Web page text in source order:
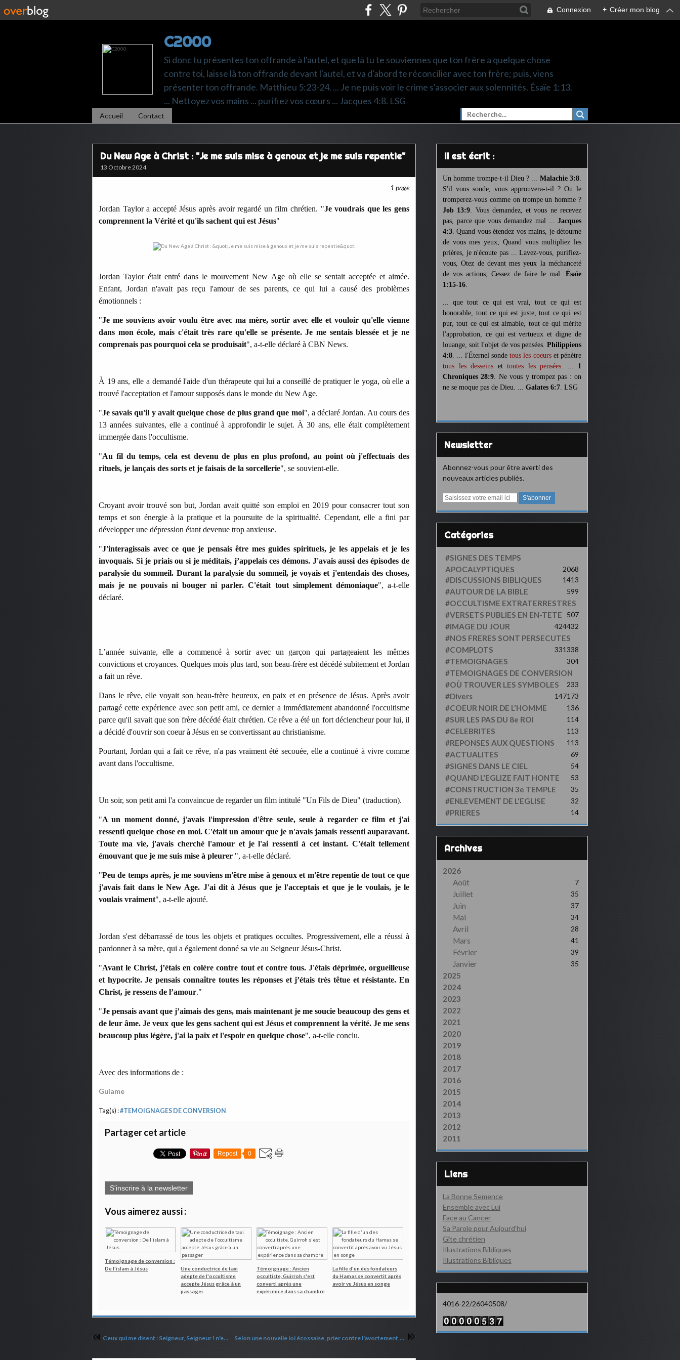
Connexion + Créer mon blog
C2000
Si donc tu présentes ton offrande à l'autel, et que là tu te souviennes que ton frère a quelque chose
contre toi, laisse là ton offrande devant l'autel, et va d'abord te réconcilier avec ton frère; puis, viens
présenter ton offrande. Matthieu 5:23-24. ... Je ne puis voir le crime s'associer aux solennités. Ésaïe 1:13.
... Nettoyez vos mains ... purifiez vos cœurs ... Jacques 4:8. LSG
Accueil Contact
Du New Age à Christ : "Je me suis mise à genoux et je me suis repentie"
13 Octobre 2024
1 page
Jordan Taylor a accepté Jésus après avoir regardé un film chrétien. "Je voudrais que les gens
comprennent la Vérité et qu'ils sachent qui est Jésus"
Jordan Taylor était entré dans le mouvement New Age où elle se sentait acceptée et aimée.
Enfant, Jordan n'avait pas reçu l'amour de ses parents, ce qui lui a causé des problèmes
émotionnels :
"Je me souviens avoir voulu être avec ma mère, sortir avec elle et vouloir qu'elle vienne
dans mon école, mais c'était très rare qu'elle se présente. Je me sentais blessée et je ne
comprenais pas pourquoi cela se produisait", a-t-elle déclaré à CBN News.
À 19 ans, elle a demandé l'aide d'un thérapeute qui lui a conseillé de pratiquer le yoga, où elle a
trouvé l'acceptation et l'amour supposés dans le monde du New Age.
"Je savais qu'il y avait quelque chose de plus grand que moi", a déclaré Jordan. Au cours des
13 années suivantes, elle a continué à approfondir le sujet. À 30 ans, elle était complètement
immergée dans l'occultisme.
"Au fil du temps, cela est devenu de plus en plus profond, au point où j'effectuais des
rituels, je lançais des sorts et je faisais de la sorcellerie", se souvient-elle.
Croyant avoir trouvé son but, Jordan avait quitté son emploi en 2019 pour consacrer tout son
temps et son énergie à la pratique et la poursuite de la spiritualité. Cependant, elle a fini par
développer une dépression étant devenue trop anxieuse.
"J'interagissais avec ce que je pensais être mes guides spirituels, je les appelais et je les
invoquais. Si je priais ou si je méditais, j’appelais ces démons. J'avais aussi des épisodes de
paralysie du sommeil. Durant la paralysie du sommeil, je voyais et j'entendais des choses,
mais je ne pouvais ni bouger ni parler. C'était tout simplement démoniaque", a-t-elle
déclaré.
L’année suivante, elle a commencé à sortir avec un garçon qui partageaient les mêmes
convictions et croyances. Quelques mois plus tard, son beau-frère est décédé subitement et Jordan
a fait un rêve.
Dans le rêve, elle voyait son beau-frère heureux, en paix et en présence de Jésus. Après avoir
partagé cette expérience avec son petit ami, ce dernier a immédiatement abandonné l'occultisme
parce qu'il savait que son frère décédé était chrétien. Ce rêve a été un fort déclencheur pour lui, il
a décidé d'ouvrir son coeur à Jésus en se convertissant au christianisme.
Pourtant, Jordan qui a fait ce rêve, n'a pas vraiment été secouée, elle a continué à vivre comme
avant dans l'occultisme.
Un soir, son petit ami l'a convaincue de regarder un film intitulé "Un Fils de Dieu" (traduction).
"A un moment donné, j'avais l'impression d'être seule, seule à regarder ce film et j'ai
ressenti quelque chose en moi. C'était un amour que je n'avais jamais ressenti auparavant.
Toute ma vie, j'avais cherché l'amour et je l'ai ressenti à cet instant. C'était tellement
émouvant que je me suis mise à pleurer ", a-t-elle déclaré.
"Peu de temps après, je me souviens m'être mise à genoux et m'être repentie de tout ce que
j'avais fait dans le New Age. J'ai dit à Jésus que je l'acceptais et que je le voulais, je le
voulais vraiment", a-t-elle ajouté.
Jordan s'est débarrassé de tous les objets et pratiques occultes. Progressivement, elle a réussi à
pardonner à sa mère, qui a également donné sa vie au Seigneur Jésus-Christ.
"Avant le Christ, j’étais en colère contre tout et contre tous. J'étais déprimée, orgueilleuse
et hypocrite. Je pensais connaître toutes les réponses et j’étais très têtue et résistante. En
Christ, je ressens de l’amour."
"Je pensais avant que j’aimais des gens, mais maintenant je me soucie beaucoup des gens et
de leur âme. Je veux que les gens sachent qui est Jésus et comprennent la vérité. Je me sens
beaucoup plus légère, j'ai la paix et l'espoir en quelque chose", a-t-elle conclu.
Avec des informations de :
Guiame
Tag(s) :#TEMOIGNAGES DE CONVERSION
Partager cet article
Repost 0
S'inscrire à la newsletter
Vous aimerez aussi :
Témoignage de conversion :
De l'islam à Jésus
Une conductrice de taxi
adepte de l'occultisme
accepte Jésus grâce à un
passager
Témoignage : Ancien
occultiste, Guirroh s'est
converti après une
expérience dans sa chambre
La fille d'un des fondateurs
du Hamas se convertit après
avoir vu Jésus en songe
Ceux qui me disent : Seigneur, Seigneur ! n'entreront pas tous dans le royaume des cieux Selon une nouvelle loi écossaise, prier contre l'avortement, même à la maison pourrait être considéré comme un crime
Il est écrit :
Un homme trompe-t-il Dieu ? ... Malachie 3:8.
S'il vous sonde, vous approuvera-t-il ? Ou le
tromperez-vous comme on trompe un homme ?
Job 13:9. Vous demandez, et vous ne recevez
pas, parce que vous demandez mal ... Jacques
4:3. Quand vous étendez vos mains, je détourne
de vous mes yeux; Quand vous multipliez les
prières, je n'écoute pas ... Lavez-vous, purifiez-
vous, Otez de devant mes yeux la méchanceté
de vos actions; Cessez de faire le mal. Ésaïe
1:15-16.
... que tout ce qui est vrai, tout ce qui est
honorable, tout ce qui est juste, tout ce qui est
pur, tout ce qui est aimable, tout ce qui mérite
l'approbation, ce qui est vertueux et digne de
louange, soit l'objet de vos pensées. Philippiens
4:8. ... l'Éternel sonde tous les coeurset pénètre
tous les desseins et toutes les pensées. ... 1
Chroniques 28:9. Ne vous y trompez pas : on
ne se moque pas de Dieu. ... Galates 6:7. LSG
Newsletter
Abonnez-vous pour être averti des
nouveaux articles publiés.
E
a
i
Catégories
#SIGNES DES TEMPS
APOCALYPTIQUES 2068
#DISCUSSIONS BIBLIQUES 1413
#AUTOUR DE LA BIBLE 599
#OCCULTISME EXTRATERRESTRES
507
#VERSETS PUBLIES EN EN-TETE
432
#IMAGE DU JOUR 424
#NOS FRERES SONT PERSECUTES
338
#COMPLOTS 331
#TEMOIGNAGES 304
#TEMOIGNAGES DE CONVERSION
233
#OÙ TROUVER LES SYMBOLES
173
#Divers 147
#COEUR NOIR DE L'HOMME 136
#SUR LES PAS DU 8e ROI 114
#CELEBRITES 113
#REPONSES AUX QUESTIONS 113
#ACTUALITES 69
#SIGNES DANS LE CIEL 54
#QUAND L'EGLIZE FAIT HONTE 53
#CONSTRUCTION 3e TEMPLE 35
#ENLEVEMENT DE L'EGLISE 32
#PRIERES 14
Archives
2026
Août
7
Juillet 35
Juin 37
Mai 34
Avril 28
Mars 41
Février 39
Janvier 35
2025
2024
2023
2022
2021
2020
2019
2018
2017
2016
2015
2014
2013
2012
2011
Liens
La Bonne Semence
Ensemble avec Lui
Face au Cancer
Sa Parole pour Aujourd'hui
Gîte chrétien
Illustrations Bibliques
Illustrations Bibliques
4016-22/26040508/